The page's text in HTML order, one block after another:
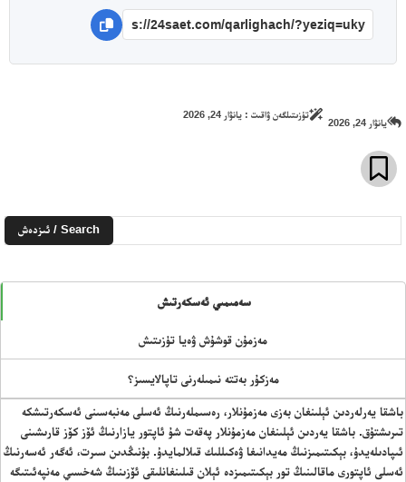
ئەزا بولاي
تور بېكىتىمىز
ئاناسەھىپە
يانۋار 24, 2026
تۈزىتىلگەن ۋاقىت : يانۋار 24, 2026
Search / ئىزدەش
سەمىمىي ئەسكەرتىش
مەزمۇن قوشۇش ۋەيا تۈزىتىش
مەزكۇر بەتتە نىمىلەرنى تاپالايسىز؟
باشقا يەرلەردىن ئېلىنغان بەزى مەزمۇنلار، رەسىملەرنىڭ ئەسلى مەنبەسىنى ئەسكەرتىشكە
تىرىشتۇق. باشقا يەردىن ئېلىنغان مەزمۇنلار پەقەت شۇ ئاپتور يازارنىڭ ئۆز كۆز قارىشىنى
ئىپادىلەيدۇ، بېكىتىمىزنىڭ مەيدانىغا ۋەكىللىك قىلالمايدۇ. بۇنىڭدىن سىرت، ئەگەر ئەسەرنىڭ
ئەسلى ئاپتورى ماقالىنىڭ تور بېكىتىمىزدە ئېلان قىلىنغانلىقى ئۆزىنىڭ شەخسىي مەنپەئىتىگە